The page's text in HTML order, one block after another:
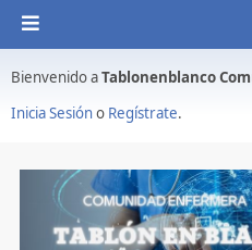
Bienvenido aTablonenblanco
Inicia Sesióno Regístrate.